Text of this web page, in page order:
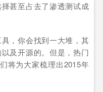
甚至占去了渗透测试成
，你会找到一大堆，其
及开源的。但是，热门
将为大家梳理出2015年